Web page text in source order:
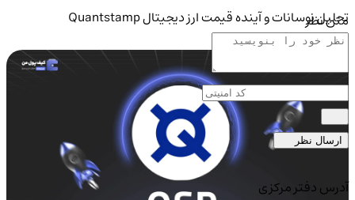
تحلیل نوسانات و آینده قیمت ارز دیجیتال Quantstamp
متن نظر
ارسال نظر
آدرس دفتر مرکزی